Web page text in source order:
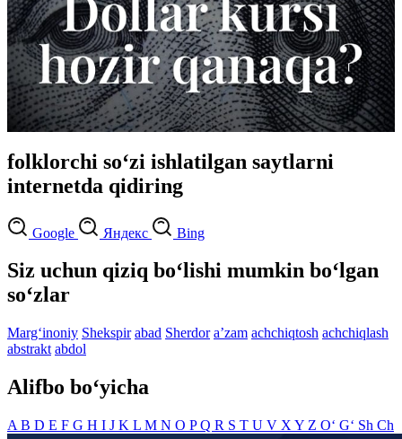
folklorchi so‘zi ishlatilgan saytlarni
internetda qidiring
Google Яндекс Bing
Siz uchun qiziq bo‘lishi mumkin bo‘lgan
so‘zlar
Marg‘inoniy Shekspir abad Sherdor aʼzam achchiqtosh achchiqlash
abstrakt abdol
Alifbo bo‘yicha
A B D E F G H I J K L M N O PQ R S T U V X Y Z O‘ G‘ Sh Ch